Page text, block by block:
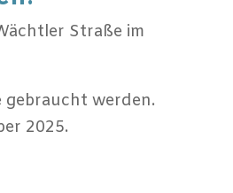
Straße im
gebraucht werden.
2025.